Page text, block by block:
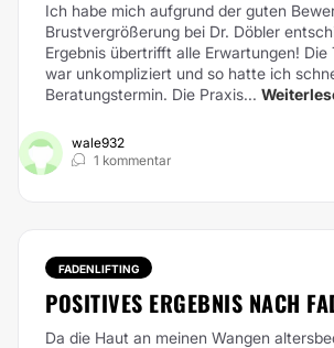
Ich habe mich aufgrund der guten
Brustvergrößerung bei Dr. Döbler
Ergebnis übertrifft alle Erwartungen! Die
war unkompliziert und so hatte ich
Beratungstermin. Die Praxis...
wale932
1 kommentar
FADENLIFTING
POSITIVES ERGEBNIS NACH
Da die Haut an meinen Wangen